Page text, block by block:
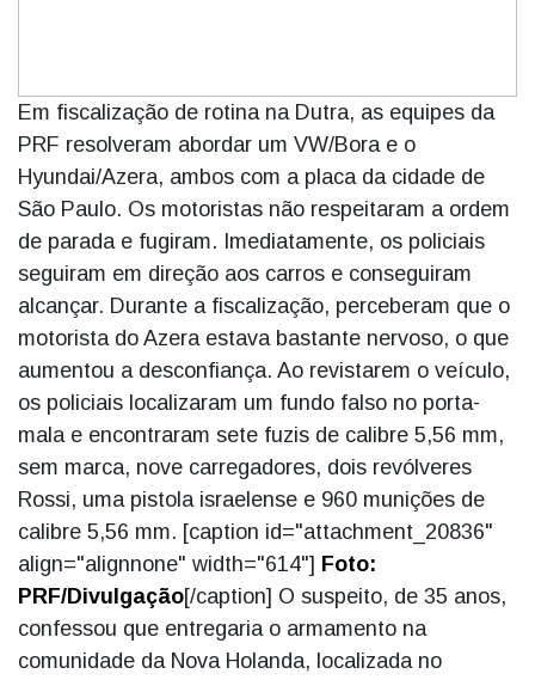
Em fiscalização de rotina na Dutra, as equipes da
PRF resolveram abordar um VW/Bora e o
Hyundai/Azera, ambos com a placa da cidade de
São Paulo. Os motoristas não respeitaram a ordem
de parada e fugiram. Imediatamente, os policiais
seguiram em direção aos carros e conseguiram
alcançar. Durante a fiscalização, perceberam que o
motorista do Azera estava bastante nervoso, o que
aumentou a desconfiança. Ao revistarem o veículo,
os policiais localizaram um fundo falso no porta-
mala e encontraram sete fuzis de calibre 5,56 mm,
sem marca, nove carregadores, dois revólveres
Rossi, uma pistola israelense e 960 munições de
calibre 5,56 mm. [caption id="attachment_20836"
align="alignnone" width="614"] Foto:
PRF/Divulgação[/caption] O suspeito, de 35 anos,
confessou que entregaria o armamento na
comunidade da Nova Holanda, localizada no